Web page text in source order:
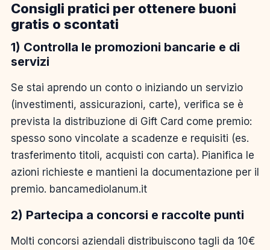
Consigli pratici per ottenere buoni
gratis o scontati
1) Controlla le promozioni bancarie e di
servizi
Se stai aprendo un conto o iniziando un servizio
(investimenti, assicurazioni, carte), verifica se è
prevista la distribuzione di Gift Card come premio:
spesso sono vincolate a scadenze e requisiti (es.
trasferimento titoli, acquisti con carta). Pianifica le
azioni richieste e mantieni la documentazione per il
premio. bancamediolanum.it
2) Partecipa a concorsi e raccolte punti
Molti concorsi aziendali distribuiscono tagli da 10€